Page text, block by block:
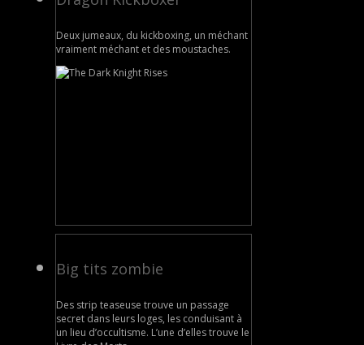
Deux jumeaux, du kickboxing, un méchant
vraiment méchant et des moustaches.
Big tits zombie
Des strip teaseuse trouve un passage
secret dans leurs loges, les conduisant à
un lieu d’occultisme. L’une d’elles trouve le